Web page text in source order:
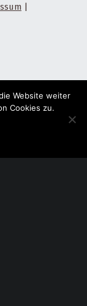
|
Website weiter
Cookies zu.